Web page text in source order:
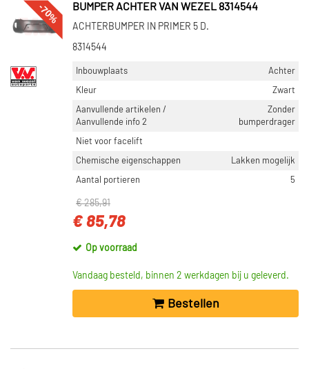
-70% BUMPER ACHTER VAN WEZEL 8314544
ACHTERBUMPER IN PRIMER 5 D.
8314544
Inbouwplaats
Achter
Kleur
Zwart
Aanvullende artikelen /
Aanvullende info 2
Zonder
bumperdrager
Niet voor facelift
Chemische eigenschappen
Lakken mogelijk
Aantal portieren
5
€ 285,91
€ 85,78
Op voorraad
Vandaag besteld, binnen 2 werkdagen bij u geleverd.
Bestellen